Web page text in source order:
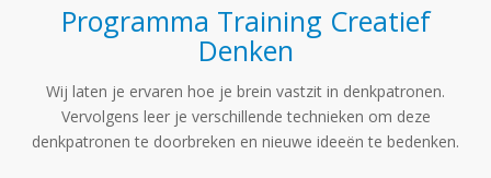
Programma Training Creatief
Denken
Wij laten je ervaren hoe je brein vastzit in denkpatronen.
Vervolgens leer je verschillende technieken om deze
denkpatronen te doorbreken en nieuwe ideeën te bedenken.